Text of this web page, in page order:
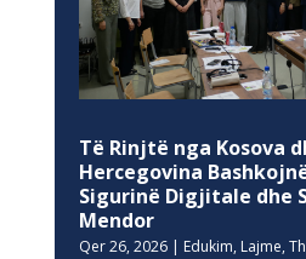
Të Rinjtë nga Kosova
Hercegovina
Sigurinë Digjitale dhe
Mendor
Qer 26, 2026| Edukim, Lajme,